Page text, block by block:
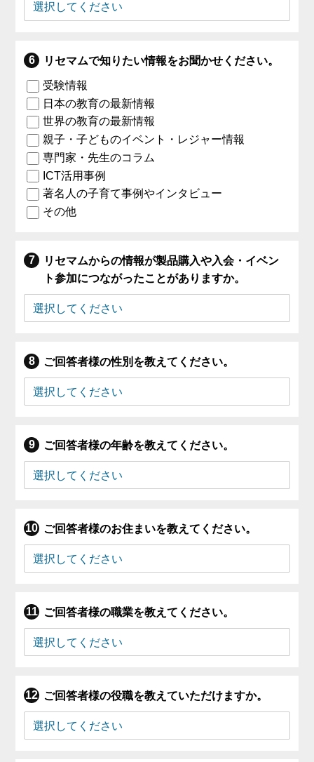
リセマムで知りたい情報をお聞かせください。
受験情報
日本の教育の最新情報
世界の教育の最新情報
親子・子どものイベント・レジャー情報
専門家・先生のコラム
ICT活用事例
著名人の子育て事例やインタビュー
その他
リセマムからの情報が製品購入や入会・イベン
ト参加につながったことがありますか。
ご回答者様の性別を教えてください。
ご回答者様の年齢を教えてください。
ご回答者様のお住まいを教えてください。
ご回答者様の職業を教えてください。
ご回答者様の役職を教えていただけますか。